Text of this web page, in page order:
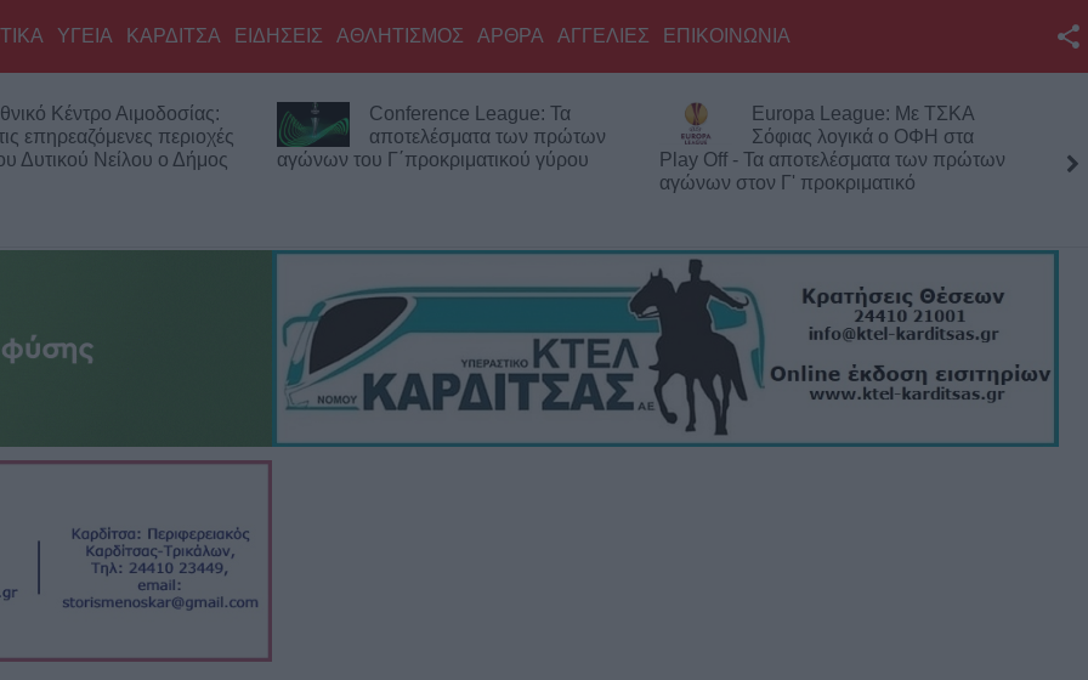
Twitter
YouTube
Επικοινωνία με το
ΥΓΕΙΑ ΚΑΡΔΙΤΣΑ ΕΙΔΗΣΕΙΣ ΑΘΛΗΤΙΣΜΟΣ ΑΡΘΡΑ ΑΓΓΕΛΙΕΣ ΕΠΙΚΟΙΝΩΝΙΑ
Κέντρο Αιμοδοσίας:
επηρεαζόμενες περιοχές
Δυτικού Νείλου ο Δήμος
Conference League: Τα
αποτελέσματα των πρώτων
αγώνων του Γ΄προκριματικού γύρου
Europa League: Με ΤΣΚΑ
Σόφιας λογικά ο ΟΦΗ στα
Play Off - Τα αποτελέσματα των πρώτων
αγώνων στον Γ' προκριματικό